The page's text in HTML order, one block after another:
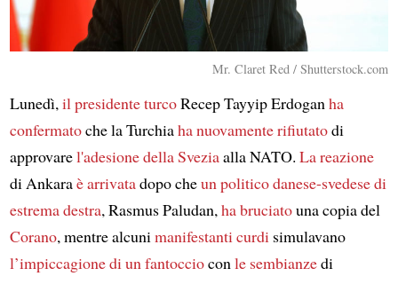
Mr. Claret Red / Shutterstock.com
Lunedì, il presidente turcoRecep Tayyip Erdogan ha
confermatoche la Turchiaha nuovamente rifiutatodi
approvarel'adesione della Sveziaalla NATO. La reazione
di Ankaraè arrivatadopo cheun politico danese-svedese di
estrema destra, Rasmus Paludan, ha bruciatouna copia del
Corano, mentre alcuni manifestanti curdi simulavano
l’impiccagione di un fantocciocon le sembianzedi